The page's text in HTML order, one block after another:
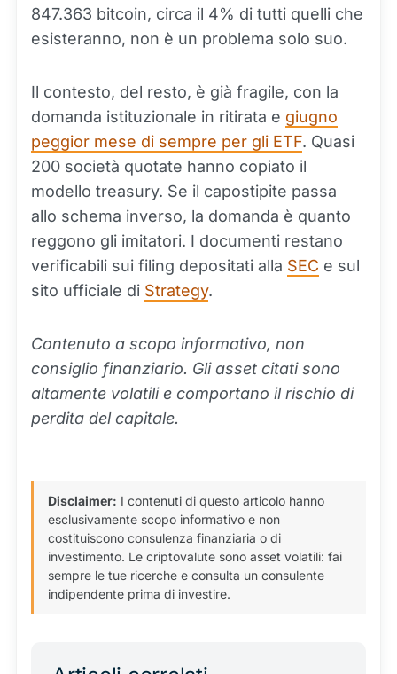
847.363 bitcoin, circa il 4% di tutti quelli che
esisteranno, non è un problema solo suo.
Il contesto, del resto, è già fragile, con la
domanda istituzionale in ritirata e giugno
peggior mese di sempre per gli ETF. Quasi
200 società quotate hanno copiato il
modello treasury. Se il capostipite passa
allo schema inverso, la domanda è quanto
reggono gli imitatori. I documenti restano
verificabili sui filing depositati alla SEC e sul
sito ufficiale di Strategy.
Contenuto a scopo informativo, non
consiglio finanziario. Gli asset citati sono
altamente volatili e comportano il rischio di
perdita del capitale.
Disclaimer: I contenuti di questo articolo hanno
esclusivamente scopo informativo e non
costituiscono consulenza finanziaria o di
investimento. Le criptovalute sono asset volatili: fai
sempre le tue ricerche e consulta un consulente
indipendente prima di investire.